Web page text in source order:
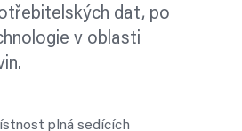
dat, po
v oblasti